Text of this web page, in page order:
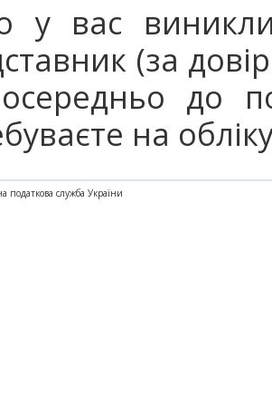
у вас
(за
до
на
податкова служба України